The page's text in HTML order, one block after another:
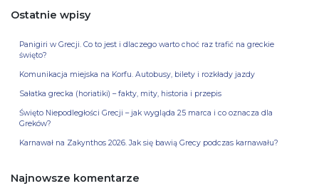
Ostatnie wpisy
Panigiri w Grecji. Co to jest i dlaczego warto choć raz trafić na greckie
święto?
Komunikacja miejska na Korfu. Autobusy, bilety i rozkłady jazdy
Sałatka grecka (horiatiki) – fakty, mity, historia i przepis
Święto Niepodległości Grecji – jak wygląda 25 marca i co oznacza dla
Greków?
Karnawał na Zakynthos 2026. Jak się bawią Grecy podczas karnawału?
Najnowsze komentarze